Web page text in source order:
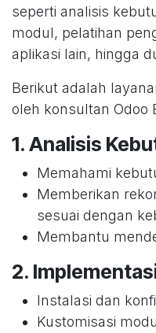
seperti analisis
modul, pelatihan
aplikasi lain, hingga
Berikut adalah
oleh konsultan Odoo
1. Analisis
Memahami
Memberikan
sesuai dengan
Membantu
2.
Instalasi dan
Kustomisasi